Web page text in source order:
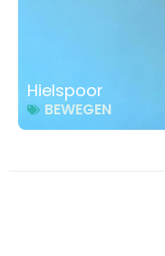
Hielspoor
BEWEGEN